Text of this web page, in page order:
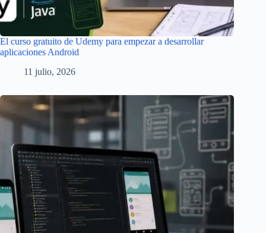
El curso gratuito de Udemy para empezar a desarrollar
aplicaciones Android
11 julio, 2026